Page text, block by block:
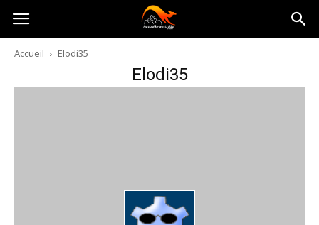
Australia-
australie.com
Accueil Elodi35
Elodi35